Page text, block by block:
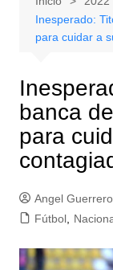
Inesperado:
para cuidar a
banca
para
Angel Guerrero
Fútbol,